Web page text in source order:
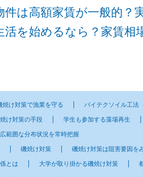
件は高額家賃が一般的？
活を始めるなら？家賃相
焼け対策で漁業を守る バイテクソイル工法
け対策の手段 学生も参加する藻場再生
範囲な分布状況を常時把握
磯焼け対策 磯焼け対策は阻害要因を
とは 大学が取り掛かる磯焼け対策